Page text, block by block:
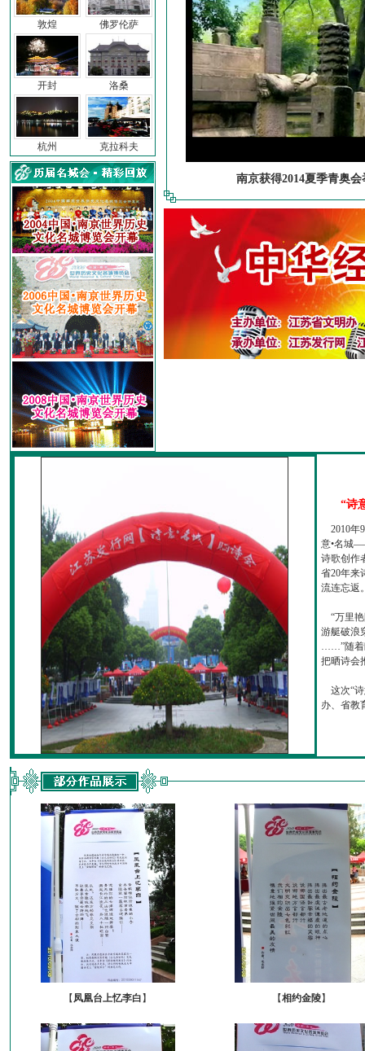
敦煌
开封
杭州
佛罗伦萨
洛桑
克拉科夫
南京获得2014夏季青奥会
“诗
2010年
意•名城
诗歌创作
省20年来
流连忘返
“万里艳
游艇破浪
……”随着
把晒诗会
这次“诗
办、省教
【 凤凰台上忆李白 】 【相约金陵】